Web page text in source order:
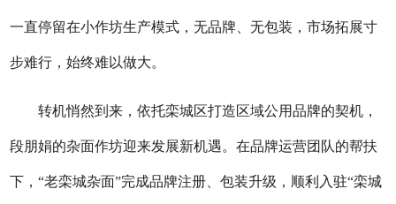
一直停留在小作坊生产模式，无品牌、无包装，市场拓展寸
步难行，始终难以做大。
转机悄然到来，依托栾城区打造区域公用品牌的契机，
段朋娟的杂面作坊迎来发展新机遇。在品牌运营团队的帮扶
下，“老栾城杂面”完成品牌注册、包装升级，顺利入驻“栾城